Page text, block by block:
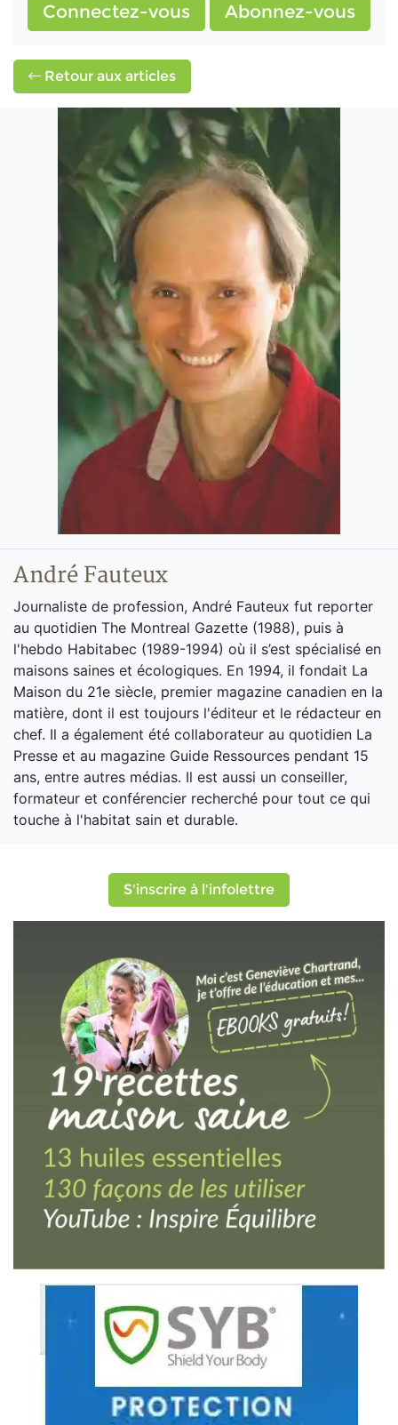
Connectez-vous Abonnez-vous
Retour aux articles
André Fauteux
Journaliste de profession, André Fauteux fut reporter
au quotidien The Montreal Gazette (1988), puis à
l'hebdo Habitabec (1989-1994) où il s’est spécialisé en
maisons saines et écologiques. En 1994, il fondait La
Maison du 21e siècle, premier magazine canadien en la
matière, dont il est toujours l'éditeur et le rédacteur en
chef. Il a également été collaborateur au quotidien La
Presse et au magazine Guide Ressources pendant 15
ans, entre autres médias. Il est aussi un conseiller,
formateur et conférencier recherché pour tout ce qui
touche à l'habitat sain et durable.
S'inscrire à l'infolettre